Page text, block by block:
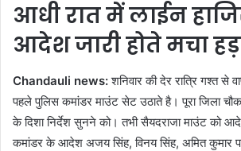
आधी रात में लाईन
आदेश जारी होते मचा
Chandauli news:शनिवार की देर रात्रि गश्त से
पहले पुलिस कमांडर माउंट सेट उठाते है। पूरा जिला
के दिशा निर्देश सुनने को। तभी सैयदराजा माउंट को
कमांडर के आदेश अजय सिंह, विनय सिंह, अमित कुमार